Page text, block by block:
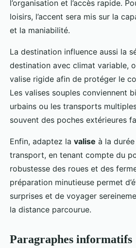
l’organisation et l’accès rapide.
loisirs, l’accent sera mis sur la
et la maniabilité.
La destination influence aussi la
destination avec climat variable,
valise rigide afin de protéger le
Les valises souples conviennent
urbains ou les transports
souvent des poches extérieures
Enfin, adaptez la valise à la
transport, en tenant compte du
robustesse des roues et des
préparation minutieuse permet
surprises et de voyager
la distance parcourue.
Paragraphes informatifs